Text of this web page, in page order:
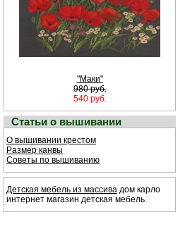
"Маки"
980 руб.
540 руб.
Статьи о вышивании
О вышивании крестом
Размер канвы
Советы по вышиванию
Детская мебель из массива дом карло
интернет магазин детская мебель.